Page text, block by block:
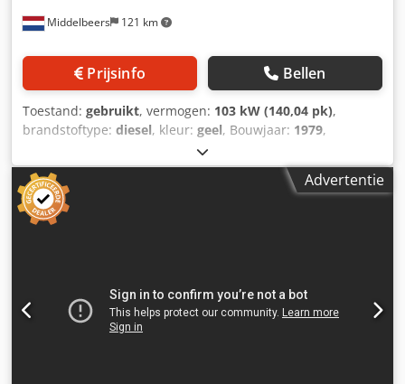
Middelbeers 121 km
Prijsinfo Bellen
Toestand: gebruikt, vermogen: 103 kW (140,04 pk),
brandstoftype: diesel, kleur: geel, Bouwjaar: 1979,
Algemene informatie Bouwjaar: 1979 Dsdjun Rlqepfx
Abpswa Modeljaar: 1979 Toepassing: Bouw Serienummer:
20X1733 Technische informatie Aantal cilinders: 6
Aandrijving: Rups Leeggewicht: 14.000 kg Staat Algemene
staat: gemiddeld Technische staat: goed Optische staat:
Advertentie